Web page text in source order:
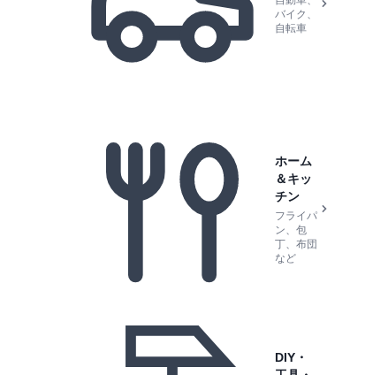
バイク、
自転車
ホーム
＆キッ
チン
フライパ
ン、包
丁、布団
など
DIY・